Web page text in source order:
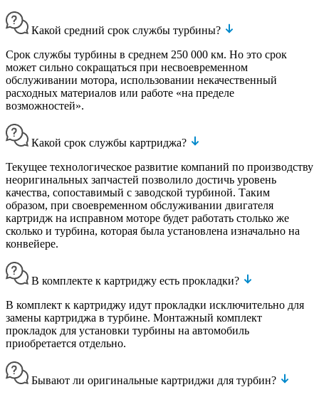
Какой средний срок службы турбины?
Срок службы турбины в среднем 250 000 км. Но это срок
может сильно сокращаться при несвоевременном
обслуживании мотора, использовании некачественный
расходных материалов или работе «на пределе
возможностей».
Какой срок службы картриджа?
Текущее технологическое развитие компаний по производству
неоригинальных запчастей позволило достичь уровень
качества, сопоставимый с заводской турбиной. Таким
образом, при своевременном обслуживании двигателя
картридж на исправном моторе будет работать столько же
сколько и турбина, которая была установлена изначально на
конвейере.
В комплекте к картриджу есть прокладки?
В комплект к картриджу идут прокладки исключительно для
замены картриджа в турбине. Монтажный комплект
прокладок для установки турбины на автомобиль
приобретается отдельно.
Бывают ли оригинальные картриджи для турбин?